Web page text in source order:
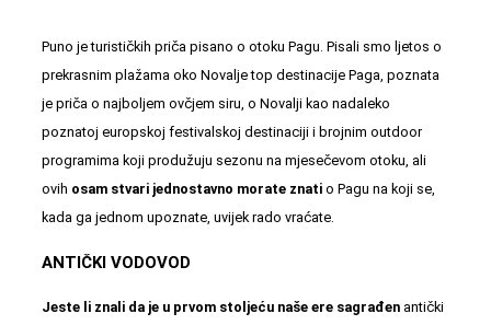
Puno je turističkih priča pisano o otoku Pagu. Pisali smo ljetos o
prekrasnim plažama oko Novaljetop destinacije Paga, poznata
je priča o najboljem ovčjem siru, o Novalji kao nadaleko
poznatoj europskoj festivalskoj destinaciji i brojnim outdoor
programima koji produžuju sezonu na mjesečevom otoku, ali
ovih osam stvari jednostavno morate znati o Pagu na koji se,
kada ga jednom upoznate, uvijek rado vraćate.
ANTIČKI VODOVOD
Jeste li znali da je u prvom stoljeću naše ere sagrađen antički